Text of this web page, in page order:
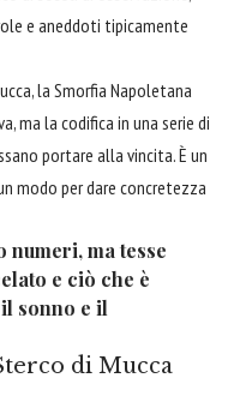
e aneddoti tipicamente
la Smorfia Napoletana
ma la codifica in una serie di
portare alla vincita. È un
modo per dare concretezza
ma tesse
e ciò che è
sonno e il
di Mucca